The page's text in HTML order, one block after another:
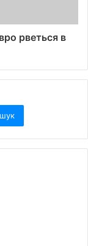
рветься в